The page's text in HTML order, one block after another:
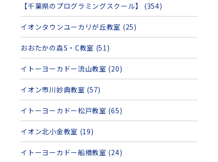
【千葉県のプログラミングスクール】 (354)
イオンタウンユーカリが丘教室 (25)
おおたかの森S・C教室 (51)
イトーヨーカドー流山教室 (20)
イオン市川妙典教室 (57)
イトーヨーカドー松戸教室 (65)
イオン北小金教室 (19)
イトーヨーカドー船橋教室 (24)